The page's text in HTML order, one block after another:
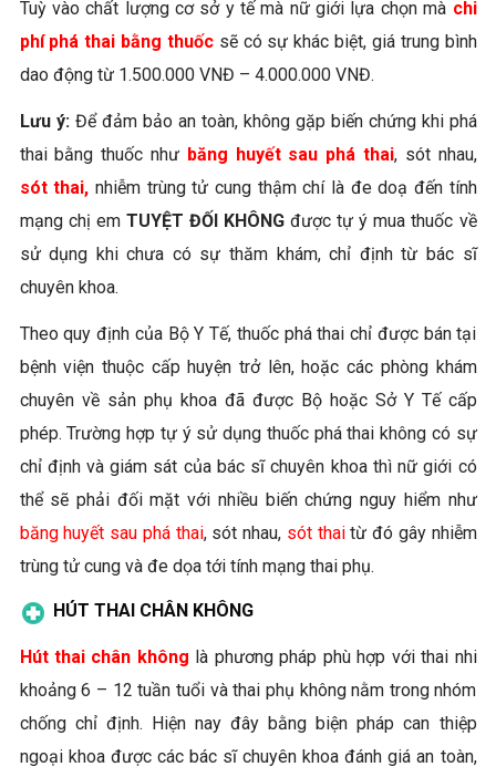
Tuỳ vào chất lượng cơ sở y tế mà nữ giới lựa chọn mà chi
phí phá thai bằng thuốcsẽ có sự khác biệt, giá trung bình
dao động từ 1.500.000 VNĐ – 4.000.000 VNĐ.
Lưu ý:Để đảm bảo an toàn, không gặp biến chứng khi phá
thai bằng thuốc như băng huyết sau phá thai, sót nhau,
sót thai, nhiễm trùng tử cung thậm chí là đe doạ đến tính
mạng chị em TUYỆT ĐỐI KHÔNGđược tự ý mua thuốc về
sử dụng khi chưa có sự thăm khám, chỉ định từ bác sĩ
chuyên khoa.
Theo quy định của Bộ Y Tế, thuốc phá thai chỉ được bán tại
bệnh viện thuộc cấp huyện trở lên, hoặc các phòng khám
chuyên về sản phụ khoa đã được Bộ hoặc Sở Y Tế cấp
phép. Trường hợp tự ý sử dụng thuốc phá thai không có sự
chỉ định và giám sát của bác sĩ chuyên khoa thì nữ giới có
thể sẽ phải đối mặt với nhiều biến chứng nguy hiểm như
băng huyết sau phá thai, sót nhau, sót thaitừ đó gây nhiễm
trùng tử cung và đe dọa tới tính mạng thai phụ.
HÚT THAI CHÂN KHÔNG
Hút thai chân không là phương pháp phù hợp với thai nhi
khoảng 6 – 12 tuần tuổi và thai phụ không nằm trong nhóm
chống chỉ định. Hiện nay đây bằng biện pháp can thiệp
ngoại khoa được các bác sĩ chuyên khoa đánh giá an toàn,